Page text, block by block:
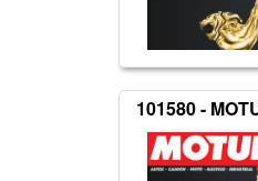
101580 -